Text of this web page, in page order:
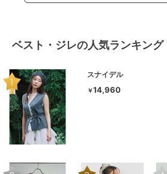
ベスト・ジレの人気ランキング
スナイデル
￥14,960